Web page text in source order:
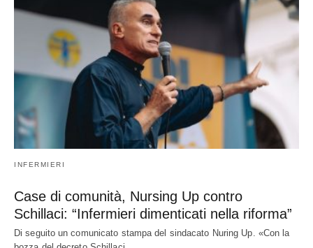
INFERMIERI
Case di comunità, Nursing Up contro
Schillaci: “Infermieri dimenticati nella riforma”
Di seguito un comunicato stampa del sindacato Nuring Up. «Con la